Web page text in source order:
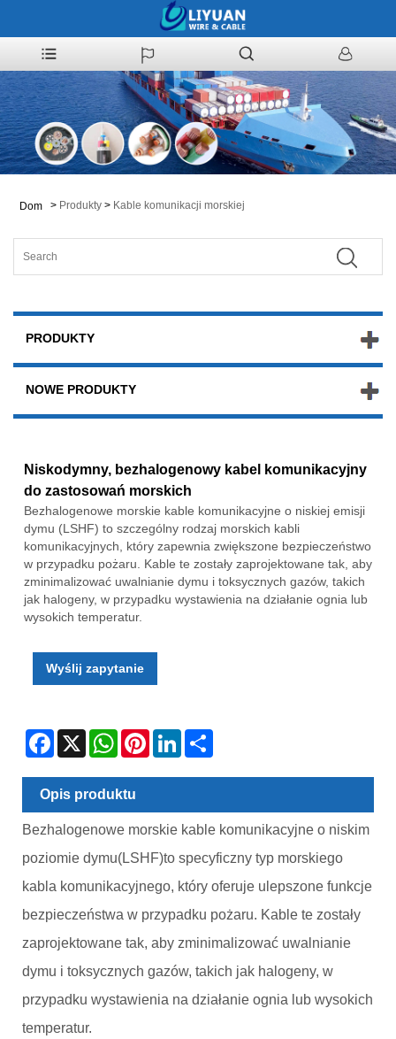
Dom > Produkty > Kable komunikacji morskiej
PRODUKTY
NOWE PRODUKTY
Niskodymny, bezhalogenowy kabel komunikacyjny
do zastosowań morskich
Bezhalogenowe morskie kable komunikacyjne o niskiej emisji
dymu (LSHF) to szczególny rodzaj morskich kabli
komunikacyjnych, który zapewnia zwiększone bezpieczeństwo
w przypadku pożaru. Kable te zostały zaprojektowane tak, aby
zminimalizować uwalnianie dymu i toksycznych gazów, takich
jak halogeny, w przypadku wystawienia na działanie ognia lub
wysokich temperatur.
Wyślij zapytanie
Facebook
X WhatsAppPinterestLinkedIn
Opis produktu
Bezhalogenowe morskie kable komunikacyjne o niskim
poziomie dymu(LSHF)to specyficzny typ morskiego
kabla komunikacyjnego, który oferuje ulepszone funkcje
bezpieczeństwa w przypadku pożaru. Kable te zostały
zaprojektowane tak, aby zminimalizować uwalnianie
dymu i toksycznych gazów, takich jak halogeny, w
przypadku wystawienia na działanie ognia lub wysokich
temperatur.